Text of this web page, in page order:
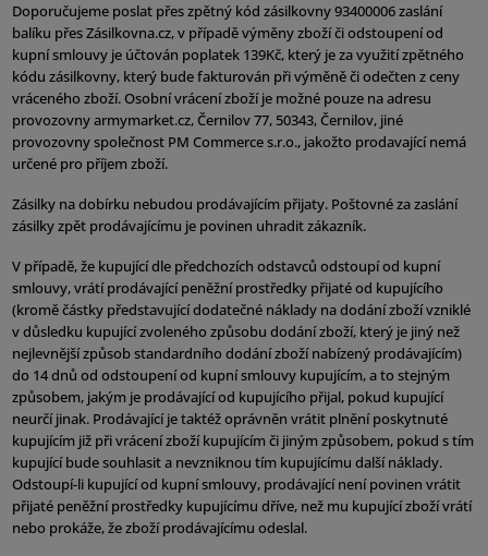
Doporučujeme poslat přes zpětný kód zásilkovny 93400006 zaslání
balíku přes Zásilkovna.cz, v případě výměny zboží či odstoupení od
kupní smlouvy je účtován poplatek 139Kč, který je za využití zpětného
kódu zásilkovny, který bude fakturován při výměně či odečten z ceny
vráceného zboží. Osobní vrácení zboží je možné pouze na adresu
provozovny armymarket.cz, Černilov 77, 50343, Černilov, jiné
provozovny společnost PM Commerce s.r.o., jakožto prodavající nemá
určené pro příjem zboží.
Zásilky na dobírku nebudou prodávajícím přijaty. Poštovné za zaslání
zásilky zpět prodávajícímu je povinen uhradit zákazník.
V případě, že kupující dle předchozích odstavců odstoupí od kupní
smlouvy, vrátí prodávající peněžní prostředky přijaté od kupujícího
(kromě částky představující dodatečné náklady na dodání zboží vzniklé
v důsledku kupující zvoleného způsobu dodání zboží, který je jiný než
nejlevnější způsob standardního dodání zboží nabízený prodávajícím)
do 14 dnů od odstoupení od kupní smlouvy kupujícím, a to stejným
způsobem, jakým je prodávající od kupujícího přijal, pokud kupující
neurčí jinak. Prodávající je taktéž oprávněn vrátit plnění poskytnuté
kupujícím již při vrácení zboží kupujícím či jiným způsobem, pokud s tím
kupující bude souhlasit a nevzniknou tím kupujícímu další náklady.
Odstoupí-li kupující od kupní smlouvy, prodávající není povinen vrátit
přijaté peněžní prostředky kupujícímu dříve, než mu kupující zboží vrátí
nebo prokáže, že zboží prodávajícímu odeslal.